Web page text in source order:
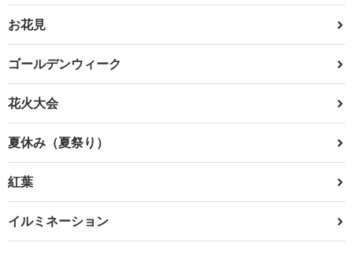
お花見
ゴールデンウィーク
花火大会
夏休み（夏祭り）
紅葉
イルミネーション